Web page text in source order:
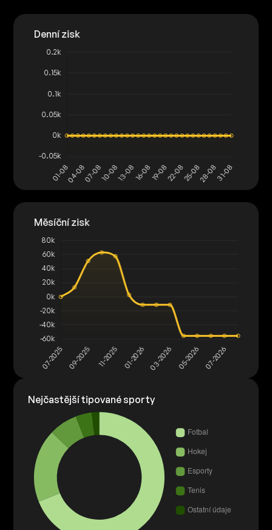
Nejčastější tipované sporty